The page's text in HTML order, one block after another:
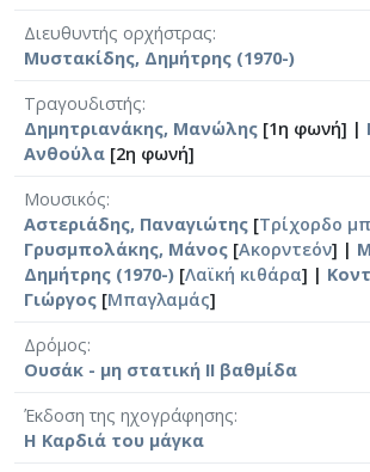
Διευθυντής ορχήστρας
Μυστακίδης, Δημήτρης (1970-)
Τραγουδιστής
Δημητριανάκης, Μανώλης [1η φωνή] |
Ανθούλα [2η φωνή]
Μουσικός
Αστεριάδης, Παναγιώτης [Τρίχορδο
Γρυσμπολάκης, Μάνος [Ακορντεόν] |
Δημήτρης (1970-) [Λαϊκή κιθάρα] |
Γιώργος [Μπαγλαμάς]
Δρόμος
Ουσάκ - μη στατική II βαθμίδα
Έκδοση της ηχογράφησης
Η Καρδιά του μάγκα